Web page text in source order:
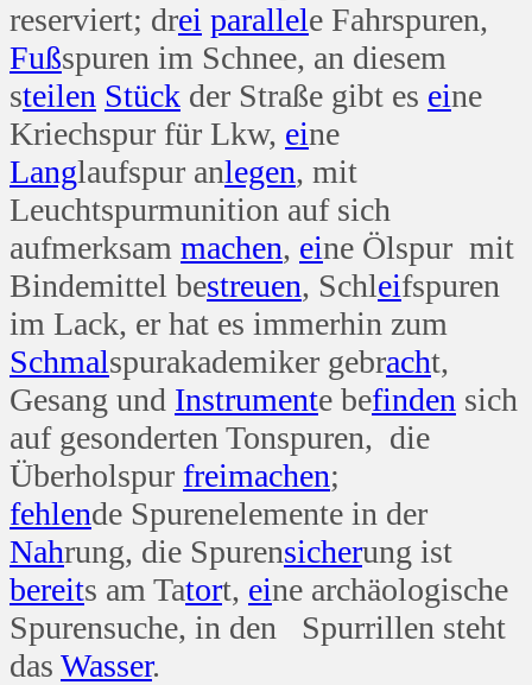
reserviert; drei parallele Fahrspuren,
Fußspuren im Schnee, an diesem
steilen Stück der Straße gibt es eine
Kriechspur für Lkw, eine
Langlaufspur anlegen, mit
Leuchtspurmunition auf sich
aufmerksam machen, eine Ölspur mit
Bindemittel bestreuen, Schleifspuren
im Lack, er hat es immerhin zum
Schmalspurakademiker gebracht,
Gesang und Instrumente befinden sich
auf gesonderten Tonspuren, die
Überholspur freimachen;
fehlende Spurenelemente in der
Nahrung, die Spurensicherung ist
bereits am Tatort, eine archäologische
Spurensuche, in den Spurrillen steht
das Wasser.